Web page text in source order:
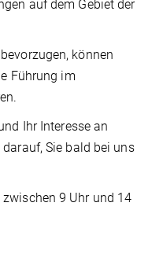
auf dem Gebiet der
können
Führung im
Ihr Interesse an
Sie bald bei uns
9 Uhr und 14